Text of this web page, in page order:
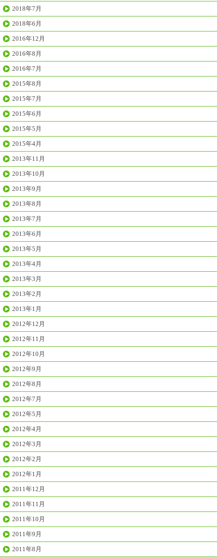
2018年7月
2018年6月
2016年12月
2016年8月
2016年7月
2015年8月
2015年7月
2015年6月
2015年5月
2015年4月
2013年11月
2013年10月
2013年9月
2013年8月
2013年7月
2013年6月
2013年5月
2013年4月
2013年3月
2013年2月
2013年1月
2012年12月
2012年11月
2012年10月
2012年9月
2012年8月
2012年7月
2012年5月
2012年4月
2012年3月
2012年2月
2012年1月
2011年12月
2011年11月
2011年10月
2011年9月
2011年8月